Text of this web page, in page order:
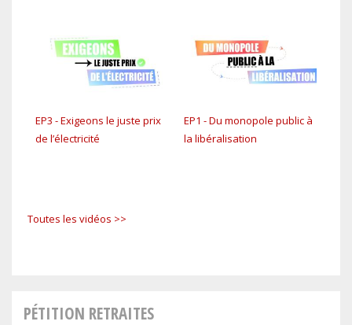
EP3 - Exigeons le juste prix
de l’électricité
EP1 - Du monopole public à
la libéralisation
Toutes les vidéos >>
PÉTITION RETRAITES